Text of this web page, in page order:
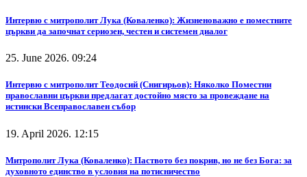
Интервю с митрополит Лука (Коваленко): Жизненоважно е поместните
църкви да започнат сериозен, честен и системен диалог
25. June 2026. 09:24
Интервю с митрополит Теодосий (Снигирьов): Няколко Поместни
православни църкви предлагат достойно място за провеждане на
истински Всеправославен събор
19. April 2026. 12:15
Митрополит Лука (Коваленко): Паството без покрив, но не без Бога: за
духовното единство в условия на потисничество